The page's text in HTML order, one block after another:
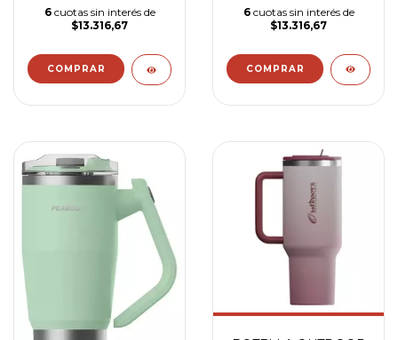
6 cuotas sin interés de
$13.316,67
6 cuotas sin interés de
$13.316,67